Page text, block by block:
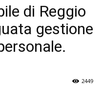
di Reggio
gestione
2449